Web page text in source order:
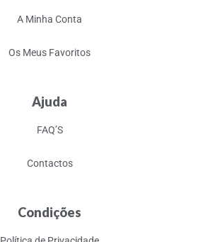
A Minha Conta
Os Meus Favoritos
Ajuda
FAQ’S
Contactos
Condições